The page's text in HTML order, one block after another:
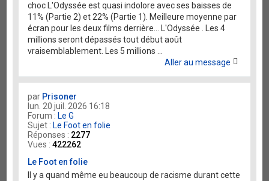
choc L'Odyssée est quasi indolore avec ses baisses de
11% (Partie 2) et 22% (Partie 1). Meilleure moyenne par
écran pour les deux films derrière... L'Odyssée . Les 4
millions seront dépassés tout début août
vraisemblablement. Les 5 millions ...
Aller au message
par Prisoner
lun. 20 juil. 2026 16:18
Forum : Le G
Sujet : Le Foot en folie
Réponses : 2277
Vues :422262
Le Foot en folie
Il y a quand même eu beaucoup de racisme durant cette